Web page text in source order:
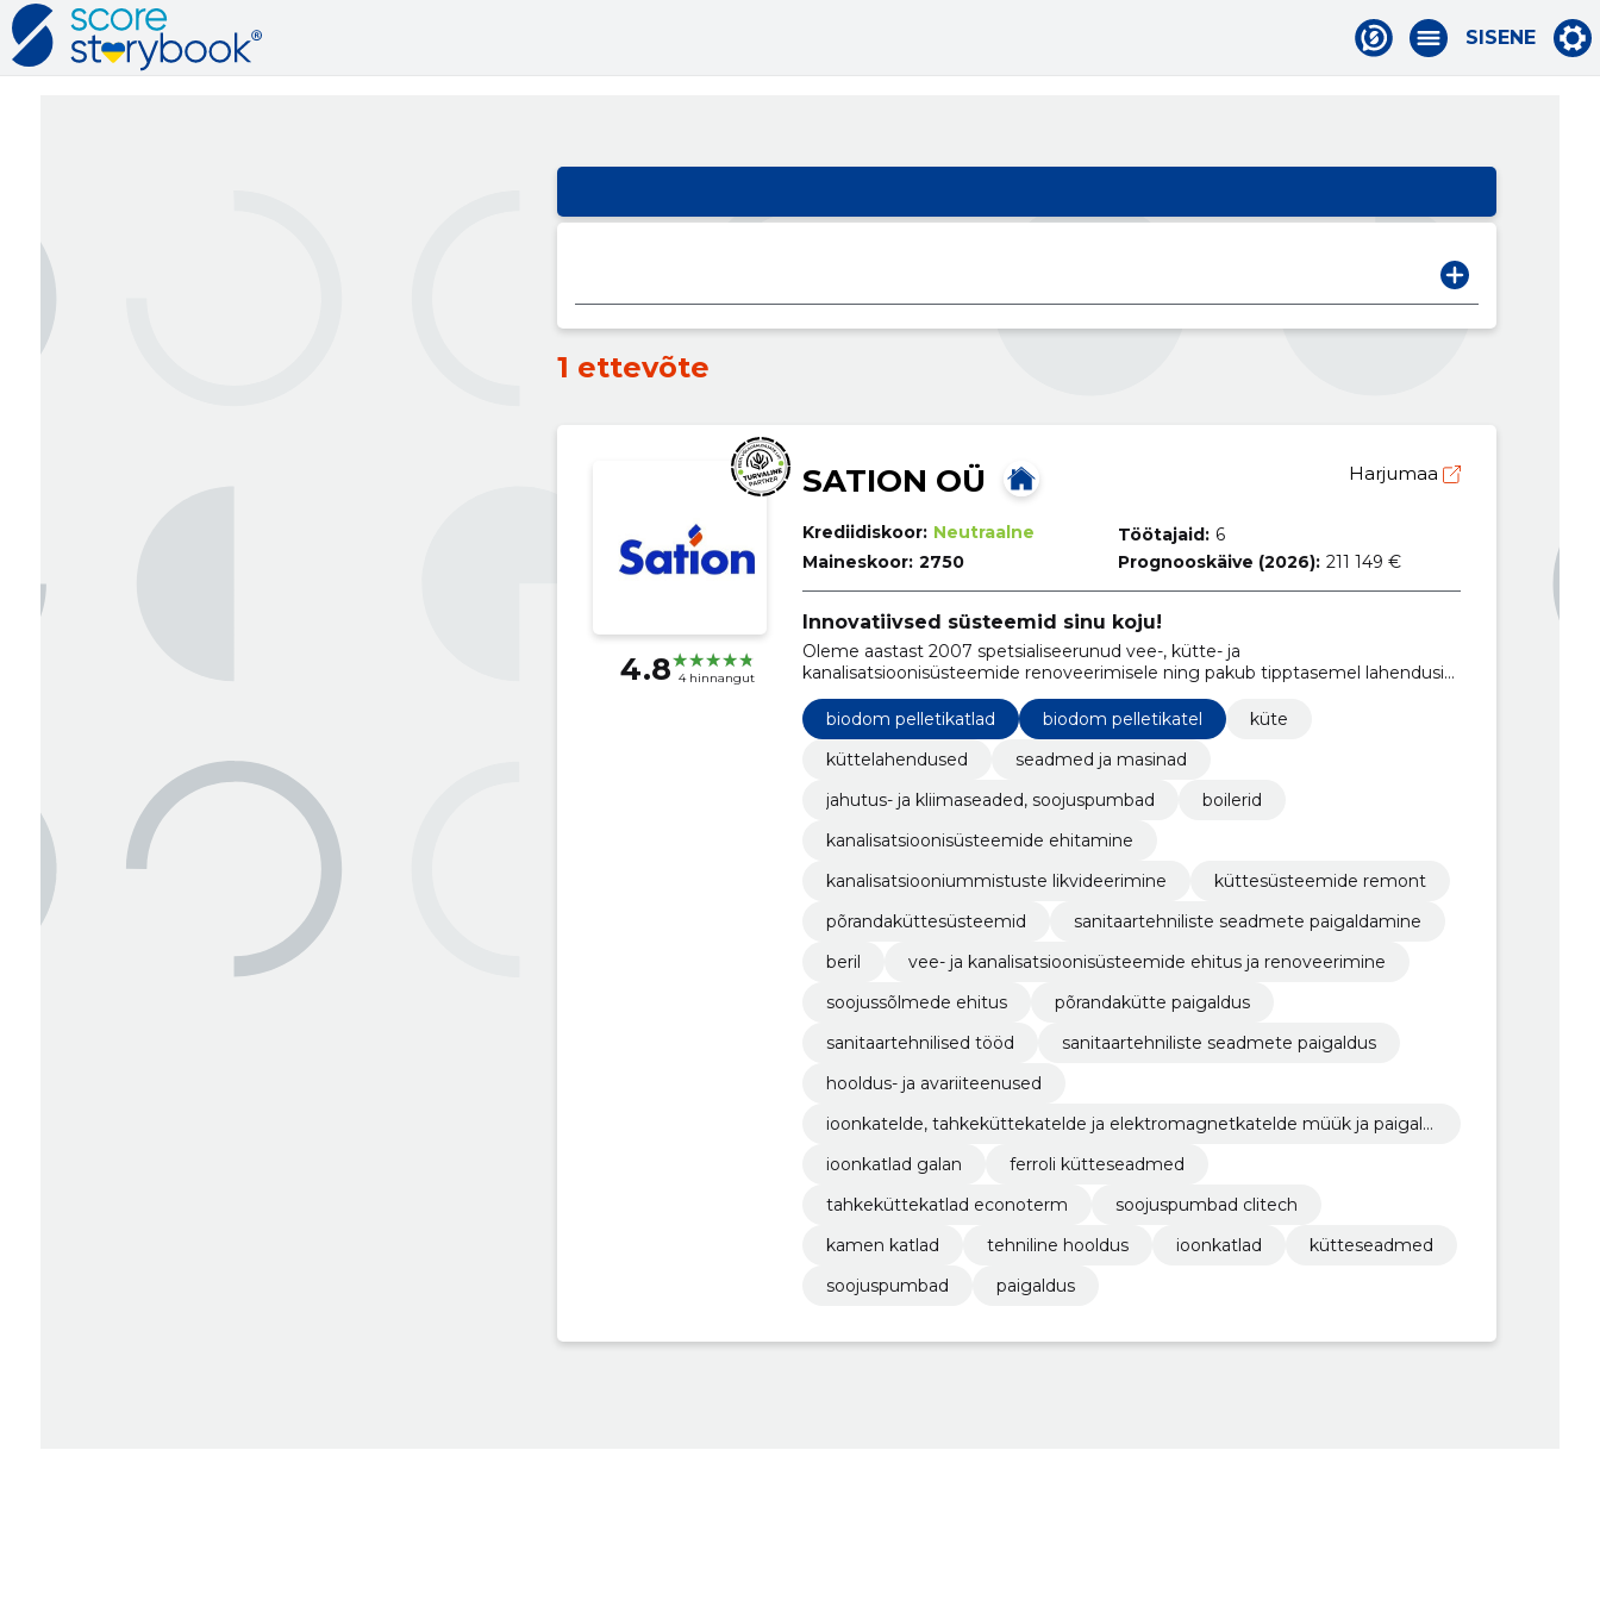
SISENE
1 ettevõte
4.8 4 hinnangut
SATION OÜ Harjumaa
Krediidiskoor: Neutraalne
Maineskoor: 2750
Töötajaid: 6
Prognooskäive (2026): 211 149 €
Innovatiivsed süsteemid sinu koju!
Oleme aastast 2007 spetsialiseerunud vee-, kütte- ja
kanalisatsioonisüsteemide renoveerimisele ning pakub tipptasemel lahendusi
hoonete tehnosüsteemide valdkonnas.
biodom pelletikatlad
biodom pelletikatel
küte
küttelahendused
seadmed ja masinad
jahutus- ja kliimaseaded, soojuspumbad
boilerid
kanalisatsioonisüsteemide ehitamine
kanalisatsiooniummistuste likvideerimine
küttesüsteemide remont
põrandaküttesüsteemid
sanitaartehniliste seadmete paigaldamine
beril
vee- ja kanalisatsioonisüsteemide ehitus ja renoveerimine
soojussõlmede ehitus
põrandakütte paigaldus
sanitaartehnilised tööd
sanitaartehniliste seadmete paigaldus
hooldus- ja avariiteenused
ioonkatelde, tahkeküttekatelde ja elektromagnetkatelde müük ja paigald
ioonkatlad galan
ferroli kütteseadmed
tahkeküttekatlad econoterm
soojuspumbad clitech
kamen katlad
tehniline hooldus ioonkatlad
kütteseadmed
soojuspumbad
paigaldus